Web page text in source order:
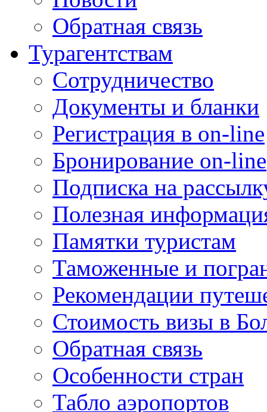
Обратная связь
Турагентствам
Сотрудничество
Документы и бланки
Регистрация в on-line
Бронирование on-line
Подписка на
Полезная
Памятки туристам
Таможенные и
Рекомендации
Стоимость визы в
Обратная связь
Особенности стран
Табло аэропортов